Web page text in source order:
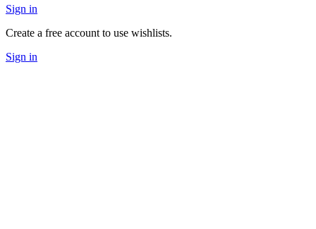
Sign in
Create a free account to use wishlists.
Sign in